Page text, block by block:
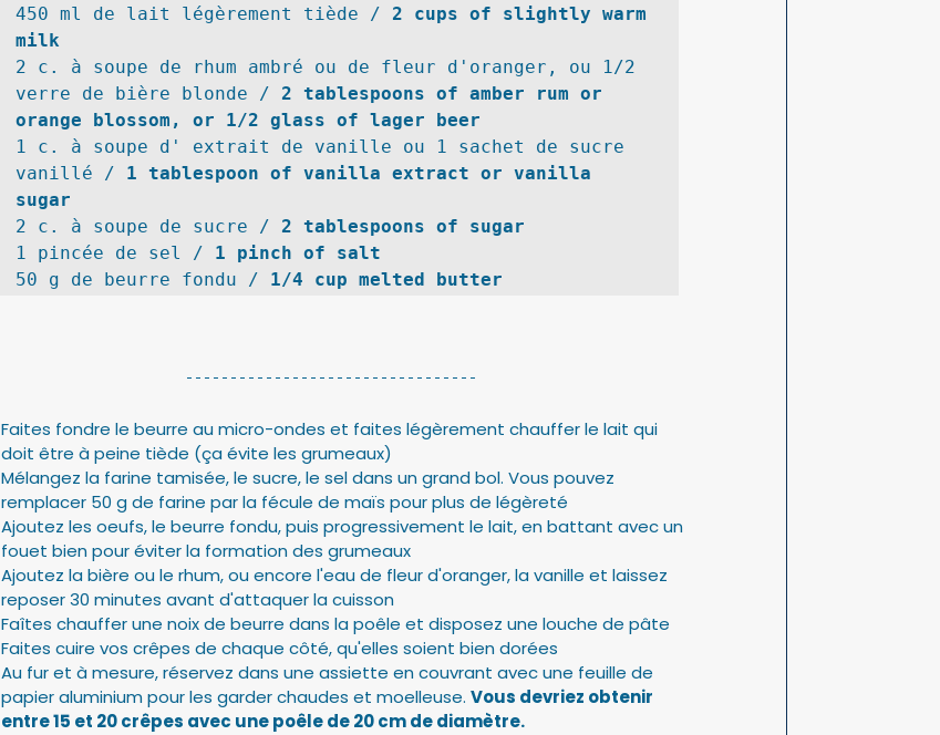
450 ml de lait légèrement tiède / 2 cups of slightly warm
milk
2 c. à soupe de rhum ambré ou de fleur d'oranger, ou 1/2
verre de bière blonde / 2 tablespoons of amber rum or
orange blossom, or 1/2 glass of lager beer
1 c. à soupe d' extrait de vanille ou 1 sachet de sucre
vanillé / 1 tablespoon of vanilla extract or vanilla
sugar
2 c. à soupe de sucre / 2 tablespoons of sugar
1 pincée de sel / 1 pinch of salt
50 g de beurre fondu / 1/4 cup melted butter
Faites fondre le beurre au micro-ondes et faites légèrement chauffer le lait qui
doit être à peine tiède (ça évite les grumeaux)
Mélangez la farine tamisée, le sucre, le sel dans un grand bol. Vous pouvez
remplacer 50 g de farine par la fécule de maïs pour plus de légèreté
Ajoutez les oeufs, le beurre fondu, puis progressivement le lait, en battant avec un
fouet bien pour éviter la formation des grumeaux
Ajoutez la bière ou le rhum, ou encore l'eau de fleur d'oranger, la vanille et laissez
reposer 30 minutes avant d'attaquer la cuisson
Faîtes chauffer une noix de beurre dans la poêle et disposez une louche de pâte
Faites cuire vos crêpes de chaque côté, qu'elles soient bien dorées
Au fur et à mesure, réservez dans une assiette en couvrant avec une feuille de
papier aluminium pour les garder chaudes et moelleuse. Vous devriez obtenir
entre 15 et 20 crêpes avec une poêle de 20 cm de diamètre.